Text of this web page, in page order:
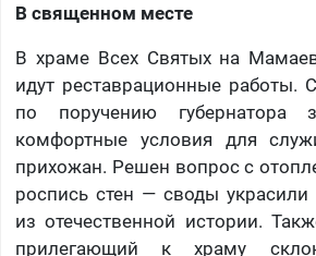
В священном месте
В храме Всех Святых на
идут реставрационные работы.
по поручению губернатора
комфортные условия для
прихожан. Решен вопрос с
роспись стен — своды
из отечественной истории.
прилегающий к храму